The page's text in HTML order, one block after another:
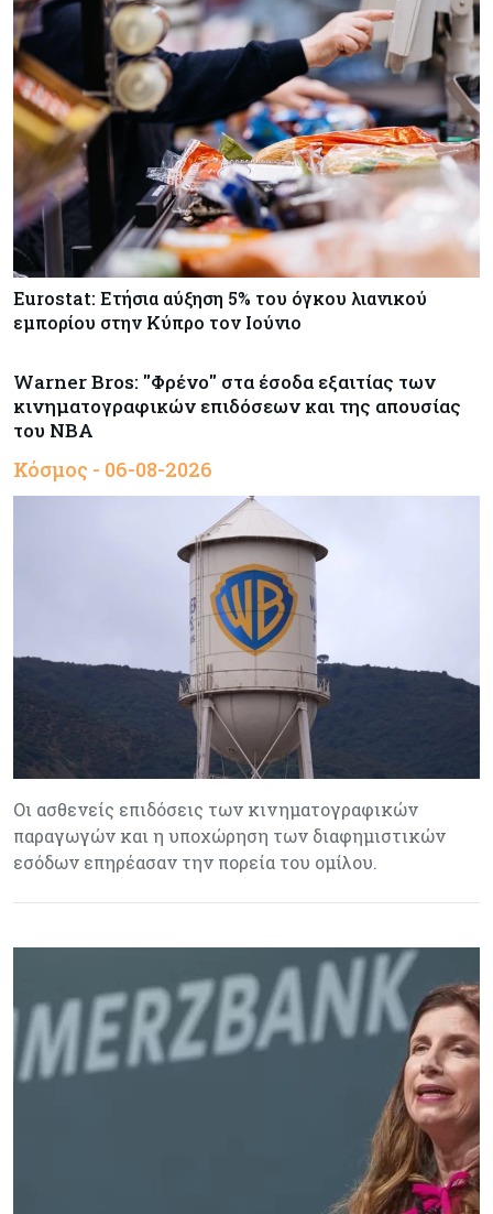
Eurostat: Ετήσια αύξηση 5% του όγκου λιανικού
εμπορίου στην Κύπρο τον Ιούνιο
Warner Bros: "Φρένο" στα έσοδα εξαιτίας των
κινηματογραφικών επιδόσεων και της απουσίας
του NBA
Κόσμος - 06-08-2026
Οι ασθενείς επιδόσεις των κινηματογραφικών
παραγωγών και η υποχώρηση των διαφημιστικών
εσόδων επηρέασαν την πορεία του ομίλου.